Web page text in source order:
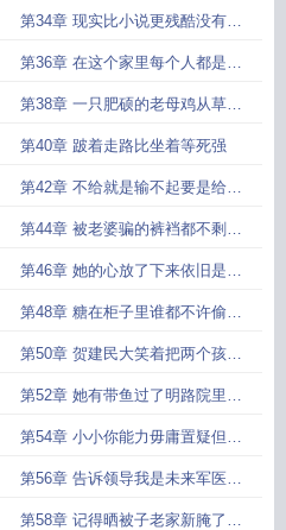
长大人打才震撼
第34章 现实比小说更残酷没有开
挂复仇只有漫长的蛰伏
第36章 在这个家里每个人都是棋
子每个人也都是下棋的人
第38章 一只肥硕的老母鸡从草丛
里窜出来直接撞进了车轮底下
第40章 跛着走路比坐着等死强
第42章 不给就是输不起要是给了
就是认栽只能憋屈地给
第44章 被老婆骗的裤裆都不剩结
婚后八年当和尚的十九叔
第46章 她的心放了下来依旧是
1200元金额不变意味着人安全
第48章 糖在柜子里谁都不许偷拿
尤其是你小瑾每十天五颗
第50章 贺建民大笑着把两个孩子
扛在肩上回到家中血染军装前襟
第52章 她有带鱼过了明路院里煎
带鱼保证可以掩盖所有的味道
第54章 小小你能力毋庸置疑但你
需从全能管理者转向团队领导者
第56章 告诉领导我是未来军医残
障器械的老大
第58章 记得晒被子老家新腌了咸